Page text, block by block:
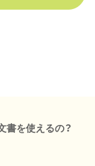
書を使えるの？